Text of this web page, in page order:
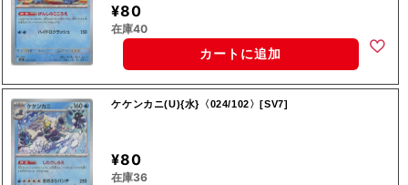
¥80
在庫40
カートに追加
ケケンカニ(U){水}〈024/102〉[SV7]
¥80
在庫36